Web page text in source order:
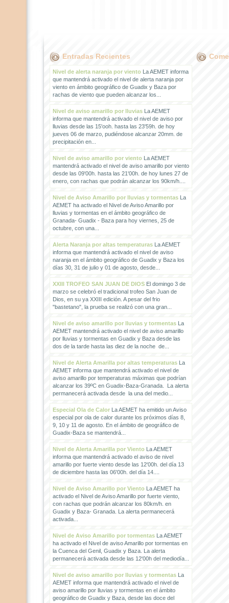
Entradas Recientes
Nivel de alerta naranja por vientoLa AEMET informa
que mantendrá activado el nivel de alerta naranja por
viento en ámbito geográfico de Guadix y Baza por
rachas de viento que pueden alcanzar los...
Nivel de aviso amarillo por lluviasLa AEMET
informa que mantendrá activado el nivel de aviso por
lluvias desde las 15'ooh. hasta las 23'59h. de hoy
jueves 06 de marzo, pudiéndose alcanzar 20mm. de
precipitación en...
Nivel de aviso amarillo por vientoLa AEMET
mantendrá activado el nivel de aviso amarillo por viento
desde las 09'00h. hasta las 21'00h. de hoy lunes 27 de
enero, con rachas que podrán alcanzar los 90km/h....
Nivel de Aviso Amarillo por lluvias y tormentasLa
AEMET ha activado el Nivel de Aviso Amarillo por
lluvias y tormentas en el ámbito geográfico de
Granada- Guadix - Baza para hoy viernes, 25 de
octubre, con una...
Alerta Naranja por altas temperaturasLa AEMET
informa que mantendrá activado el nivel de aviso
naranja en el ámbito geográfico de Guadix y Baza los
días 30, 31 de julio y 01 de agosto, desde...
XXIII TROFEO SAN JUAN DE DIOSEl domingo 3 de
marzo se celebró el tradicional trofeo San Juan de
Dios, en su ya XXIII edición. A pesar del frio
"bastetano", la prueba se realizó con una gran...
Nivel de aviso amarillo por lluvias y tormentasLa
AEMET mantendrá activado el nivel de aviso amarillo
por lluvias y tormentas en Guadix y Baza desde las
dos de la tarde hasta las diez de la noche de...
Nivel de Alerta Amarilla por altas temperaturasLa
AEMET informa que mantendrá activado el nivel de
aviso amarillo por temperaturas máximas que podrían
alcanzar los 39ºC en Guadix-Baza-Granada. La alerta
permanecerá activada desde la una del medio...
Especial Ola de CalorLa AEMET ha emitido un Aviso
especial por ola de calor durante los próximos días 8,
9, 10 y 11 de agosto. En el ámbito de geográfico de
Guadix-Baza se mantendrá...
Nivel de Alerta Amarilla por VientoLa AEMET
informa que mantendrá activado el aviso de nivel
amarillo por fuerte viento desde las 12'00h. del día 13
de diciembre hasta las 06'00h. del día 14....
Nivel de Aviso Amarillo por VientoLa AEMET ha
activado el Nivel de Aviso Amarillo por fuerte viento,
con rachas que podrán alcanzar los 80km/h. en
Guadix y Baza- Granada. La alerta permanecerá
activada...
Nivel de Aviso Amarillo por tormentasLa AEMET
ha activado el Nivel de aviso Amarillo por tormentas en
la Cuenca del Genil, Guadix y Baza. La alerta
permanecerá activada desde las 12'00h del mediodía...
Nivel de aviso amarillo por lluvias y tormentasLa
AEMET informa que mantendrá activado el nivel de
aviso amarillo por lluvias y tormentas en el ámbito
geográfico de Guadix y Baza, desde las doce del